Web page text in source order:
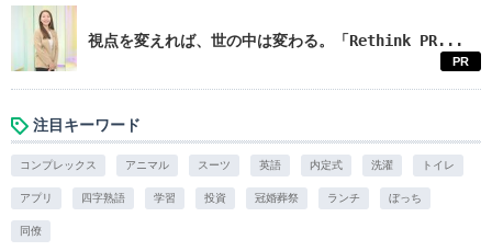
視点を変えれば、世の中は変わる。「Rethink PR...
PR
注目キーワード
コンプレックス アニマル スーツ 英語 内定式 洗濯 トイレ
アプリ 四字熟語 学習 投資 冠婚葬祭 ランチ ぼっち
同僚